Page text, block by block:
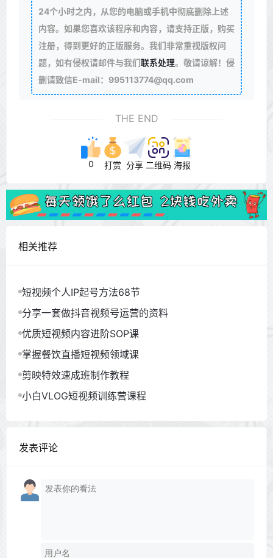
24个小时之内，从您的电脑或手机中彻底删除上述
内容。如果您喜欢该程序和内容，请支持正版，购买
注册，得到更好的正版服务。我们非常重视版权问
题，如有侵权请邮件与我们联系处理。敬请谅解！侵
删请致信E-mail：995113774@qq.com
THE END
0 打赏 分享 二维码 海报
相关推荐
短视频个人IP起号方法68节
分享一套做抖音视频号运营的资料
优质短视频内容进阶SOP课
掌握餐饮直播短视频领域课
剪映特效速成班制作教程
小白VLOG短视频训练营课程
发表评论